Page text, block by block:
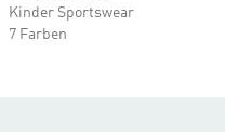
Kinder Sportswear
7 Farben